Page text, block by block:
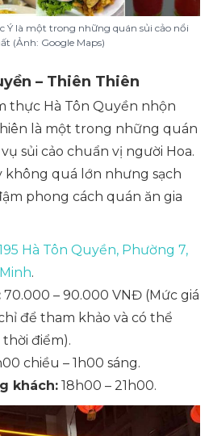
Ý là một trong những quán sủi cảo nổi
(Ảnh: Google Maps)
– Thiên Thiên
thực Hà Tôn Quyền nhộn
là một trong những quán
sủi cảo chuẩn vị người Hoa.
không quá lớn nhưng sạch
phong cách quán ăn gia
Hà Tôn Quyền, Phường 7,
.
70.000 – 90.000 VNĐ (Mức giá
để tham khảo và có thể
điểm).
chiều – 1h00 sáng.
khách: 18h00 – 21h00.